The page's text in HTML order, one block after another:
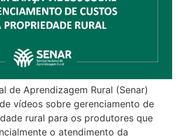
de Aprendizagem Rural (Senar)
vídeos sobre gerenciamento de
rural para os produtores que
o atendimento da